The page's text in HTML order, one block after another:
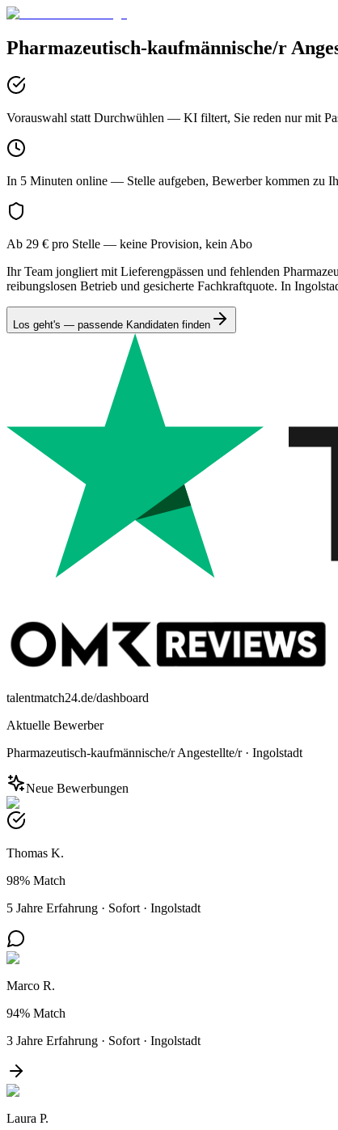
Pharmazeutisch-kaufmännische/r
Vorauswahl statt Durchwühlen — KI filtert, Sie reden nur mit
In 5 Minuten online — Stelle aufgeben, Bewerber kommen zu
Ab 29 € pro Stelle — keine Provision, kein Abo
Ihr Team jongliert mit Lieferengpässen und fehlenden
reibungslosen Betrieb und gesicherte Fachkraftquote. In
Los geht's — passende Kandidaten finden
talentmatch24.de/dashboard
Aktuelle Bewerber
Pharmazeutisch-kaufmännische/r Angestellte/r· Ingolstadt
Neue Bewerbungen
Thomas K.
98% Match
5 Jahre Erfahrung · Sofort · Ingolstadt
Marco R.
94% Match
3 Jahre Erfahrung · Sofort · Ingolstadt
Laura P.